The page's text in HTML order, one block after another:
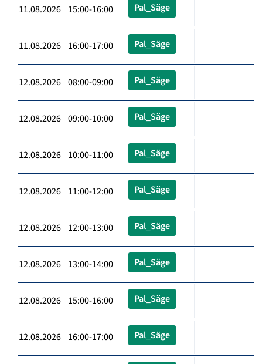
11.08.2026 15:00-16:00 Pal_Säge
11.08.2026 16:00-17:00 Pal_Säge
12.08.2026 08:00-09:00 Pal_Säge
12.08.2026 09:00-10:00 Pal_Säge
12.08.2026 10:00-11:00 Pal_Säge
12.08.2026 11:00-12:00 Pal_Säge
12.08.2026 12:00-13:00 Pal_Säge
12.08.2026 13:00-14:00 Pal_Säge
12.08.2026 15:00-16:00 Pal_Säge
12.08.2026 16:00-17:00 Pal_Säge